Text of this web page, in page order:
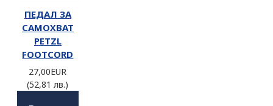
ПЕДАЛ ЗА
САМОХВАТ
PETZL
FOOTCORD
27,00EUR
(52,81 лв.)